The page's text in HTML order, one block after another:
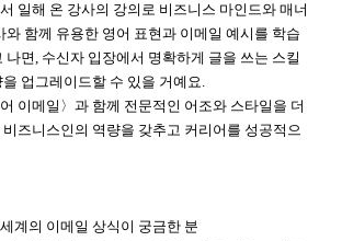
일해 온 강사의 강의로 비즈니스 마인드와 매너
와 함께 유용한 영어 표현과 이메일 예시를 학습
나면, 수신자 입장에서 명확하게 글을 쓰는 스킬
업그레이드할 수 있을 거예요.
이메일〉과 함께 전문적인 어조와 스타일을 더
즈니스인의 역량을 갖추고 커리어를 성공적으
계의 이메일 상식이 궁금한 분